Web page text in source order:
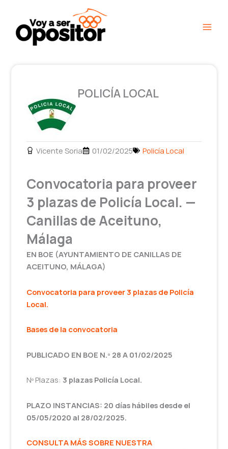
contenido
POLICÍA LOCAL
Vicente Soria 01/02/2025 Policía Local
Convocatoria para proveer
3 plazas de Policía Local. —
Canillas de Aceituno,
Málaga
EN BOE (AYUNTAMIENTO DE CANILLAS DE
ACEITUNO, MÁLAGA)
Convocatoria para proveer 3 plazas de Policía
Local.
Bases de la convocatoria
PUBLICADO EN BOE N.º 28 A 01/02/2025
Nº Plazas: 3 plazas Policía Local.
PLAZO INSTANCIAS: 20 días hábiles desde el
05/05/2020 al 28/02/2025.
CONSULTA MÁS SOBRE NUESTRA